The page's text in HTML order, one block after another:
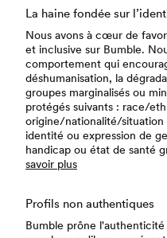
La haine fondée sur
Nous avons à cœur de
et inclusive sur Bumble.
comportement qui
déshumanisation, la
groupes marginalisés ou
protégés suivants : race/
origine/nationalité/situation
identité ou expression de
handicap ou état de santé
savoir plus
Profils non authentiques
Bumble prône